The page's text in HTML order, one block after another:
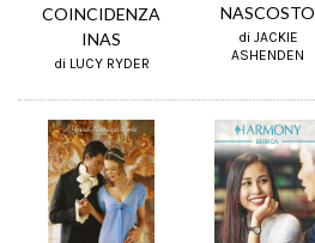
COINCIDENZA
INAS
di LUCY RYDER
NASCOSTO
di JACKIE
ASHENDEN